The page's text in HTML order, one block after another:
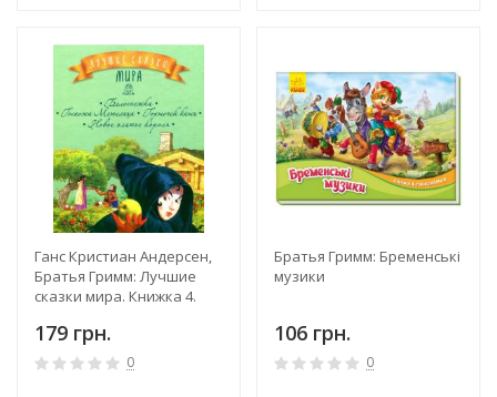
Ганс Кристиан Андерсен,
Братья Гримм: Лучшие
сказки мира. Книжка 4.
Метелица. Горшочек
каши. Новое платье
короля
179 грн.
0
Братья Гримм: Бременські
музики
106 грн.
0